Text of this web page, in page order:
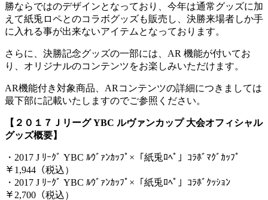
勝ならではのデザインとなっており、今年は通常グッズに加
えて紙兎ロペとのコラボグッズも販売し、決勝来場者しか手
に入れる事が出来ないアイテムとなっております。
さらに、決勝記念グッズの一部には、AR 機能が付いてお
り、オリジナルのコンテンツをお楽しみいただけます。
AR機能付き対象商品、ARコンテンツの詳細につきましては
最下部に記載いたしますのでご参照ください。
【２０１７Ｊリーグ YBC ルヴァンカップ 大会オフィシャル
グッズ概要】
・2017 J ﾘｰｸﾞ YBC ﾙｳﾞｧﾝｶｯﾌﾟ×「紙兎ﾛﾍﾟ」ｺﾗﾎﾞﾏｸﾞｶｯﾌﾟ
￥1,944（税込）
・2017 J ﾘｰｸﾞ YBC ﾙｳﾞｧﾝｶｯﾌﾟ×「紙兎ﾛﾍﾟ」ｺﾗﾎﾞｸｯｼｮﾝ
￥2,700（税込）